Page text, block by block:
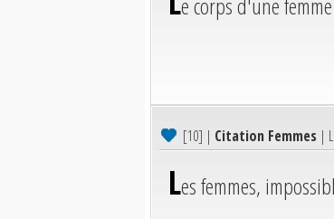
[10] | Citation Femmes |
Les femmes,